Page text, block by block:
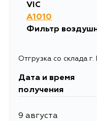
20 августа
VIC
A1010
Фильтр
Отгрузка со склада
Дата и время
получения
9 августа